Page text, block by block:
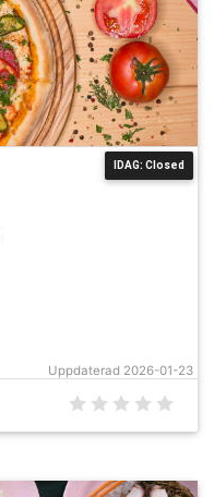
IDAG: Closed
Uppdaterad 2026-01-23